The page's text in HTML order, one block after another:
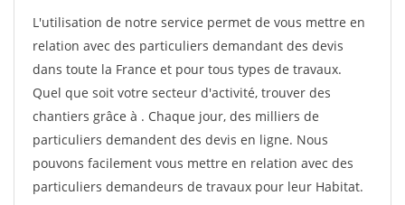
L'utilisation de notre service permet de vous mettre en
relation avec des particuliers demandant des devis
dans toute la France et pour tous types de travaux.
Quel que soit votre secteur d'activité, trouver des
chantiers grâce à . Chaque jour, des milliers de
particuliers demandent des devis en ligne. Nous
pouvons facilement vous mettre en relation avec des
particuliers demandeurs de travaux pour leur Habitat.